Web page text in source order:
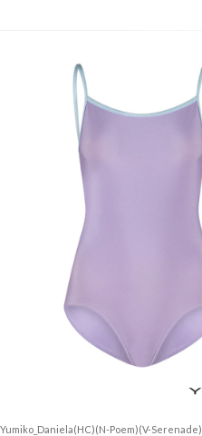
Yumiko_Daniela(HC)(N-Poem)(V-Serenade)